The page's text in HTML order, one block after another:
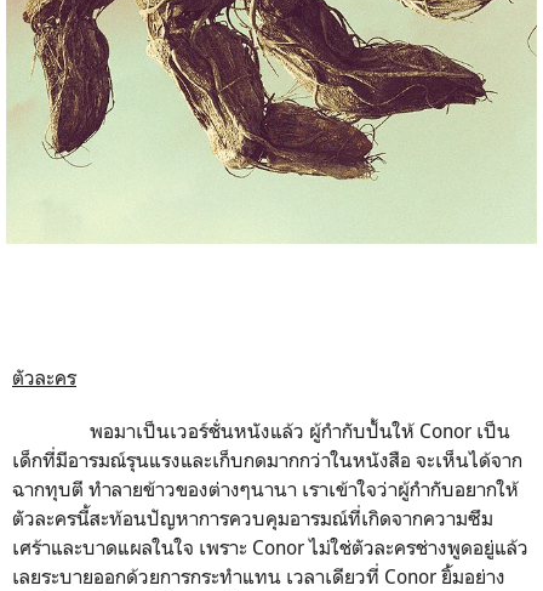
ตัวละคร
พอมาเป็นเวอร์ชั่นหนังแล้ว ผู้กำกับปั้นให้ Conor เป็น
เด็กที่มีอารมณ์รุนแรงและเก็บกดมากกว่าในหนังสือ จะเห็นได้จาก
ฉากทุบตี ทำลายข้าวของต่างๆนานา เราเข้าใจว่าผู้กำกับอยากให้
ตัวละครนี้สะท้อนปัญหาการควบคุมอารมณ์ที่เกิดจากความซึม
เศร้าและบาดแผลในใจ เพราะ Conor ไม่ใช่ตัวละครช่างพูดอยู่แล้ว
เลยระบายออกด้วยการกระทำแทน เวลาเดียวที่ Conor ยิ้มอย่าง